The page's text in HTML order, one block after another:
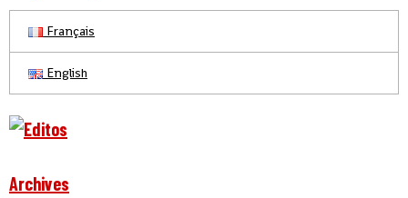
Français
English
Archives